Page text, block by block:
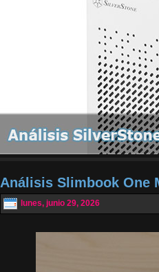
Análisis Slimbook One
lunes, junio 29, 2026